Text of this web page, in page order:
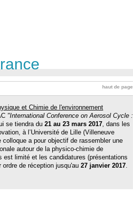
haut de page
et Chimie de l'environnement
"International Conference on Aerosol Cycle :
se tiendra du 21 au 23 mars 2017, dans les
à l’Université de Lille (Villeneuve
a pour objectif de rassembler une
autour de la physico-chimie de
est limité et les candidatures (présentations
de réception jusqu'au 27 janvier 2017.